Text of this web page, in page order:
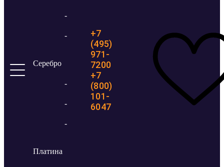
-
-
Серебро
-
-
-
Платина
+7
(495)
971-
7200
+7
(800)
101-
6047